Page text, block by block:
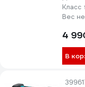
Класс
Вес
4
В